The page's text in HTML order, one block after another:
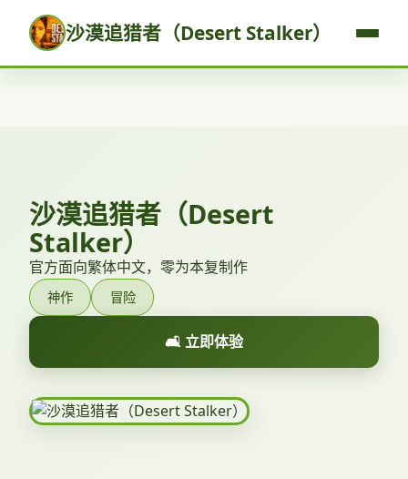
沙漠追猎者（Desert Stalker）
沙漠追猎者（Desert
Stalker）
官方面向繁体中文，零为本复制作
神作 冒险
🛋️ 立即体验